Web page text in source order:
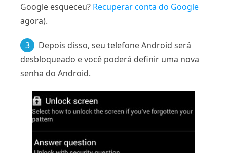
Google esqueceu? Recuperar conta do Google
agora).
3
Depois disso, seu telefone Android será
desbloqueado e você poderá definir uma nova
senha do Android.